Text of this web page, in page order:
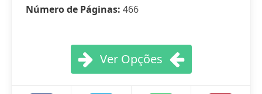
Número de Páginas: 466
Ver Opções